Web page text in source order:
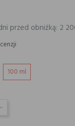
przed obniżką: 2
100 ml